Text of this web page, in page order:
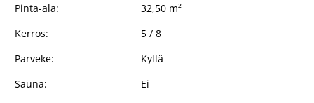
Pinta-ala:
32,50 m²
Kerros:
5 / 8
Parveke:
Kyllä
Sauna:
Ei